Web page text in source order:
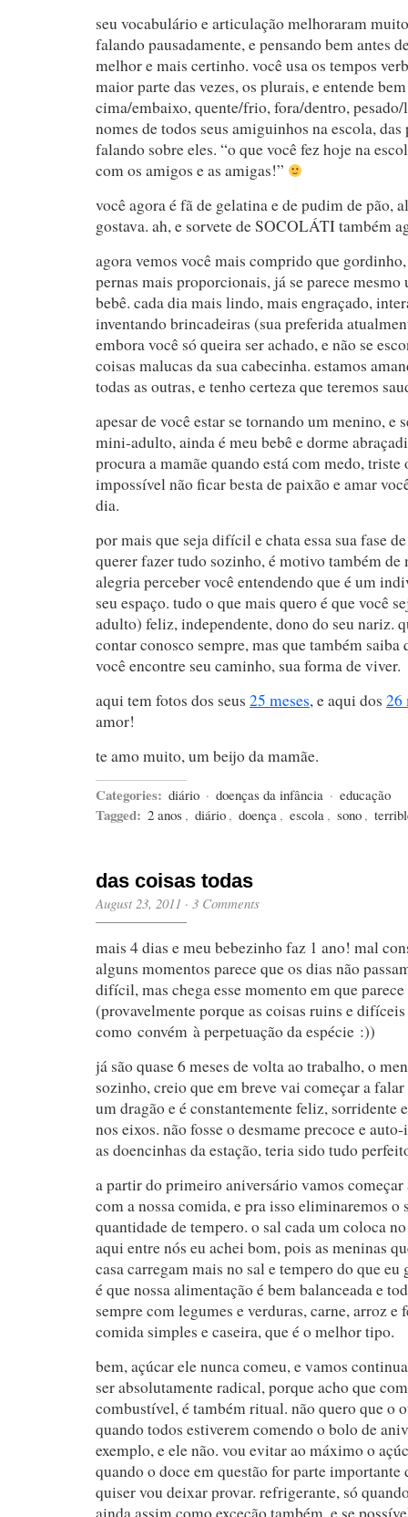
seu vocabulário e articulação melhoraram
falando pausadamente, e pensando bem antes
melhor e mais certinho. você usa os tempos
maior parte das vezes, os plurais, e entende
cima/embaixo, quente/frio, fora/dentro, pesado/
nomes de todos seus amiguinhos na escola,
falando sobre eles. “o que você fez hoje na
com os amigos e as amigas!”
você agora é fã de gelatina e de pudim de pão,
gostava. ah, e sorvete de SOCOLÁTI também
agora vemos você mais comprido que
pernas mais proporcionais, já se parece
bebê. cada dia mais lindo, mais engraçado,
inventando brincadeiras (sua preferida
embora você só queira ser achado, e não se
coisas malucas da sua cabecinha. estamos
todas as outras, e tenho certeza que teremos
apesar de você estar se tornando um menino, e
mini-adulto, ainda é meu bebê e dorme
procura a mamãe quando está com medo, triste
impossível não ficar besta de paixão e amar
dia.
por mais que seja difícil e chata essa sua fase
querer fazer tudo sozinho, é motivo também
alegria perceber você entendendo que é um
seu espaço. tudo o que mais quero é que você
adulto) feliz, independente, dono do seu nariz.
contar conosco sempre, mas que também saiba
você encontre seu caminho, sua forma de viver.
aqui tem fotos dos seus 25 meses, e aqui dos 26
amor!
te amo muito, um beijo da mamãe.
Categories: diário · doenças da infância · educação
Tagged: 2 anos , diário , doença , escola , sono ,
das coisas todas
August 23, 2011 · 3 Comments
mais 4 dias e meu bebezinho faz 1 ano! mal
alguns momentos parece que os dias não
difícil, mas chega esse momento em que
(provavelmente porque as coisas ruins e
como convém à perpetuação da espécie :))
já são quase 6 meses de volta ao trabalho, o
sozinho, creio que em breve vai começar a
um dragão e é constantemente feliz, sorridente
nos eixos. não fosse o desmame precoce e
as doencinhas da estação, teria sido tudo
a partir do primeiro aniversário vamos
com a nossa comida, e pra isso eliminaremos o
quantidade de tempero. o sal cada um coloca
aqui entre nós eu achei bom, pois as meninas
casa carregam mais no sal e tempero do que eu
é que nossa alimentação é bem balanceada e
sempre com legumes e verduras, carne, arroz e
comida simples e caseira, que é o melhor tipo.
bem, açúcar ele nunca comeu, e vamos
ser absolutamente radical, porque acho que
combustível, é também ritual. não quero que o
quando todos estiverem comendo o bolo de
exemplo, e ele não. vou evitar ao máximo o
quando o doce em questão for parte importante
quiser vou deixar provar. refrigerante, só